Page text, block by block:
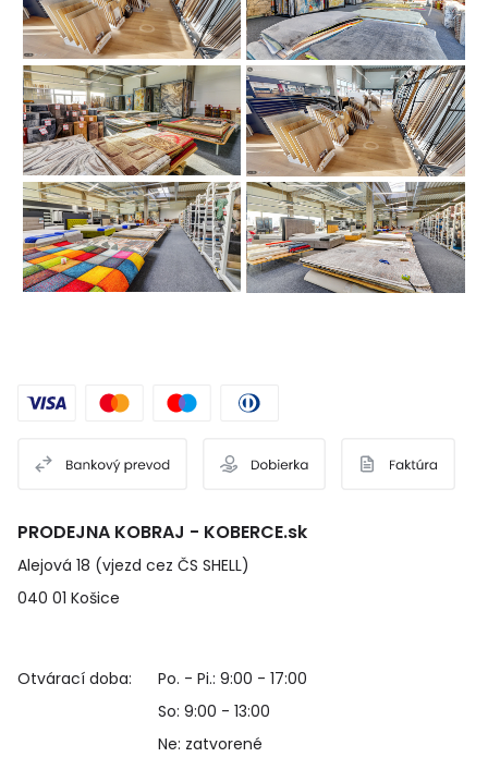
PRODEJNA KOBRAJ - KOBERCE.sk
Alejová 18 (vjezd cez ČS SHELL)
040 01 Košice
Otvárací doba:
Po. - Pi.: 9:00 - 17:00
So: 9:00 - 13:00
Ne: zatvorené